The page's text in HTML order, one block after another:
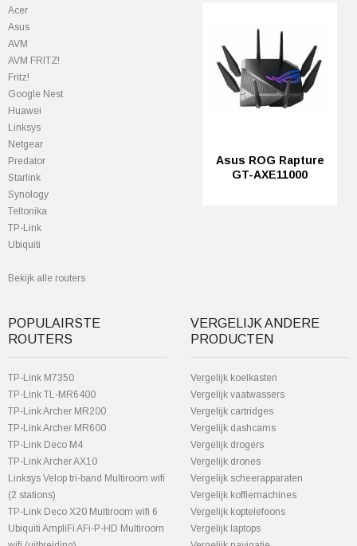
Acer
Asus
AVM
AVM FRITZ!
Fritz!
Google Nest
Huawei
Linksys
Netgear
Predator
StarIink
Synology
Teltonika
TP-Link
Ubiquiti
Bekijk alle routers
Asus ROG Rapture
GT-AXE11000
POPULAIRSTE
ROUTERS
TP-Link M7350
TP-Link TL-MR6400
TP-Link Archer MR200
TP-Link Archer MR600
TP-Link Deco M4
TP-Link Archer AX10
Linksys Velop tri-band Multiroom wifi
(2 stations)
TP-Link Deco X20 Multiroom wifi 6
Ubiquiti AmpliFi AFi-P-HD Multiroom
VERGELIJK ANDERE
PRODUCTEN
Vergelijk koelkasten
Vergelijk vaatwassers
Vergelijk cartridges
Vergelijk dashcams
Vergelijk drogers
Vergelijk drones
Vergelijk scheerapparaten
Vergelijk koffiemachines
Vergelijk koptelefoons
Vergelijk laptops